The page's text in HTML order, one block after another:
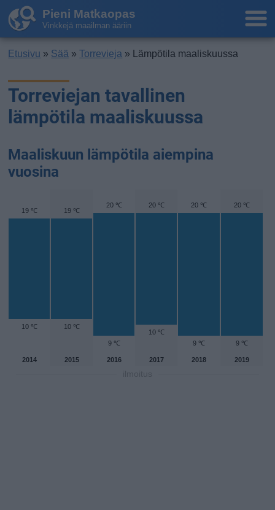
Pieni Matkaopas
Vinkkejä maailman ääriin
Etusivu » Sää »Torrevieja » Lämpötila maaliskuussa
Torreviejan tavallinen
lämpötila maaliskuussa
Maaliskuun lämpötila aiempina
vuosina
19 ℃
10 ℃
19 ℃
10 ℃
20 ℃
9 ℃
20 ℃
10 ℃
20 ℃
9 ℃
20 ℃
9 ℃
2014 2015 2016 2017 2018 2019